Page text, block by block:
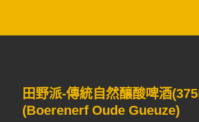
田野派-傳統自然釀酸啤酒
(Boerenerf Oude Gueuze)